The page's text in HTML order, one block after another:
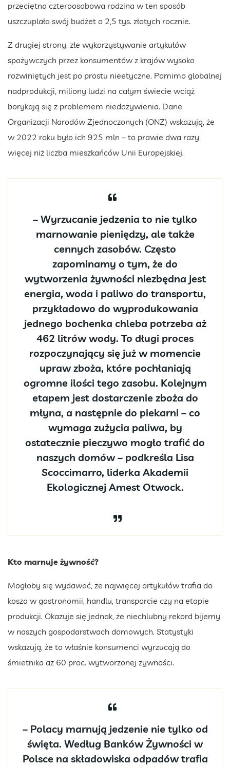
przeciętna czteroosobowa rodzina w ten sposób
uszczuplała swój budżet o 2,5 tys. złotych rocznie.
Z drugiej strony, złe wykorzystywanie artykułów
spożywczych przez konsumentów z krajów wysoko
rozwiniętych jest po prostu nieetyczne. Pomimo globalnej
nadprodukcji, miliony ludzi na całym świecie wciąż
borykają się z problemem niedożywienia. Dane
Organizacji Narodów Zjednoczonych (ONZ) wskazują, że
w 2022 roku było ich 925 mln – to prawie dwa razy
więcej niż liczba mieszkańców Unii Europejskiej.
– Wyrzucanie jedzenia to nie tylko
marnowanie pieniędzy, ale także
cennych zasobów. Często
zapominamy o tym, że do
wytworzenia żywności niezbędna jest
energia, woda i paliwo do transportu,
przykładowo do wyprodukowania
jednego bochenka chleba potrzeba aż
462 litrów wody. To długi proces
rozpoczynający się już w momencie
upraw zboża, które pochłaniają
ogromne ilości tego zasobu. Kolejnym
etapem jest dostarczenie zboża do
młyna, a następnie do piekarni – co
wymaga zużycia paliwa, by
ostatecznie pieczywo mogło trafić do
naszych domów – podkreśla Lisa
Scoccimarro, liderka Akademii
Ekologicznej Amest Otwock.
Kto marnuje żywność?
Mogłoby się wydawać, że najwięcej artykułów trafia do
kosza w gastronomii, handlu, transporcie czy na etapie
produkcji. Okazuje się jednak, że niechlubny rekord bijemy
w naszych gospodarstwach domowych. Statystyki
wskazują, że to właśnie konsumenci wyrzucają do
śmietnika aż 60 proc. wytworzonej żywności.
– Polacy marnują jedzenie nie tylko od
święta. Według Banków Żywności w
Polsce na składowiska odpadów trafia